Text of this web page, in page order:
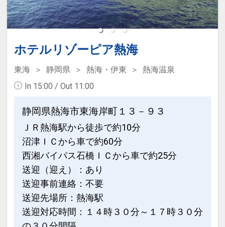
哺乳瓶用洗剤／哺乳瓶用消毒ケース／赤
ちゃん用爪切り／赤ちゃん用綿棒／アイ
スノン／ベビーバス／補助便座
ベビー用ソープ／加湿器／バウンサー
【レストランサポート】
クーハンのお貸出／離乳食のご用意／ベ
お子様専用食器／紙エプロン
大浴場には、ベビーバスチェア・ベビー
バス・ベビーソープをご用意！
紙おむつはホテルショップでも販売され
ております。
※貸出品は、数に限りがございますの
で、予めご了承下さい。
※他の割引との併用はできません。
※割引適用後のご旅行代金は、カレンダ
ーからお進みいただいた後表示される
「空室照会結果確認画面」でご確認くだ
※宿泊期間中すべての日において人数・
氏名・客室タイプ・食事条件・プラン同
す。
連泊割引 設定除外日
下記期間は割引除外となります。
【7月】20・26
【8月】5・8～15・18・24
【9月】13
ホテルリゾーピア熱海
東海 静岡県 熱海・伊東
熱海温泉
In 15:00 / Out 11:00
静岡県熱海市東海岸町１３－９３
ＪＲ熱海駅から徒歩で約10分
沼津ＩＣから車で約60分
西湘バイパス石橋ＩＣから車で約25分
送迎（迎え）：あり
送迎事前連絡：不要
送迎先場所：熱海駅
送迎対応時間：１４時３０分～１７時３０分